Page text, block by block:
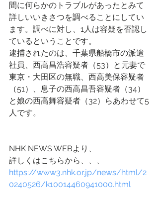
間に何らかのトラブルがあったとみて
詳しいいきさつを調べることにしてい
ます。調べに対し、1人は容疑を否認し
ているということです。
逮捕されたのは、千葉県船橋市の派遣
社員、西高昌浩容疑者（53）と元妻で
東京・大田区の無職、西高美保容疑者
（51）、息子の西高昌吾容疑者（34）
と娘の西高舞容疑者（32）らあわせて5
人です。
NHK NEWS WEBより、
詳しくはこちらから、、、
https://www3.nhk.or.jp/news/html/2
0240526/k10014460941000.html